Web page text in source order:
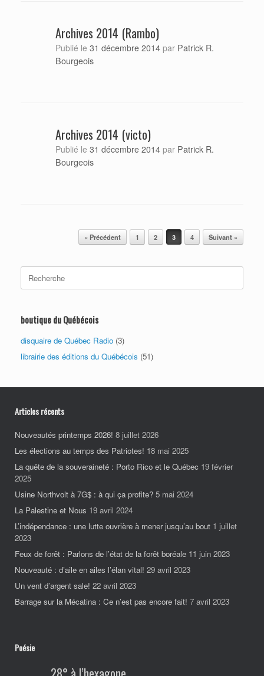
Archives 2014 (Rambo)
Publié le 31 décembre 2014 par Patrick R.
Bourgeois
Archives 2014 (victo)
Publié le 31 décembre 2014 par Patrick R.
Bourgeois
« Précédent 1 2 3 4 Suivant »
for:
boutique du Québécois
disquaire de Québec Radio (3)
librairie des éditions du Québécois (51)
Articles récents
Nouveautés printemps 2026! 8 juillet 2026
Les élections au temps des Patriotes! 18 mai 2025
La quête de la souveraineté : Porto Rico et le Québec 19 février
2025
Usine Northvolt à 7G$ : à qui ça profite? 5 mai 2024
La Palestine et Nous 19 avril 2024
L’indépendance : une lutte ouvrière à mener jusqu’au bout 1 juillet
2023
Feux de forêt : Parlons de l’état de la forêt boréale 11 juin 2023
Nouveauté : d’aile en ailes l’élan vital! 29 avril 2023
Un vent d’argent sale! 22 avril 2023
Barrage sur la Mécatina : Ce n’est pas encore fait! 7 avril 2023
Poésie